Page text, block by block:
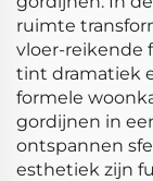
ruimte
vloer-reikende
tint dramatiek
formele
gordijnen in
ontspannen
esthetiek zijn